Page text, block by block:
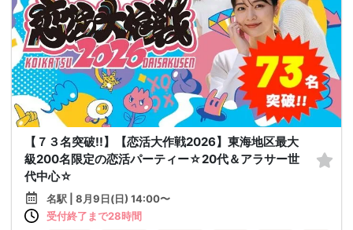
【７３名突破!!】【恋活大作戦2026】東海地区最大
級200名限定の恋活パーティー☆20代＆アラサー世
代中心☆
名駅 | 8月9日(日) 14:00〜
受付終了まで28時間